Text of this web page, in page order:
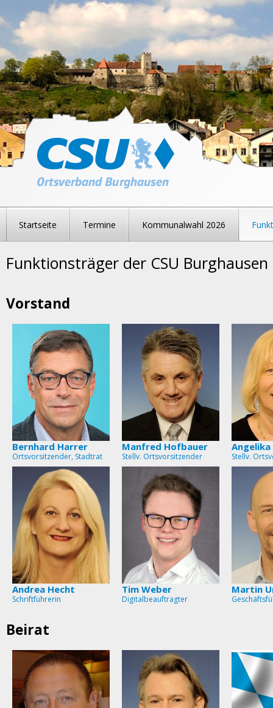
Startseite Termine Kommunalwahl 2026
Funktionsträger der CSU Burghausen
Vorstand
Bernhard Harrer
Ortsvorsitzender, Stadtrat
Manfred Hofbauer
Stellv. Ortsvorsitzender Stellv.
Andrea Hecht
Schriftführerin
Tim Weber
Digitalbeauftragter
Martin
Beirat